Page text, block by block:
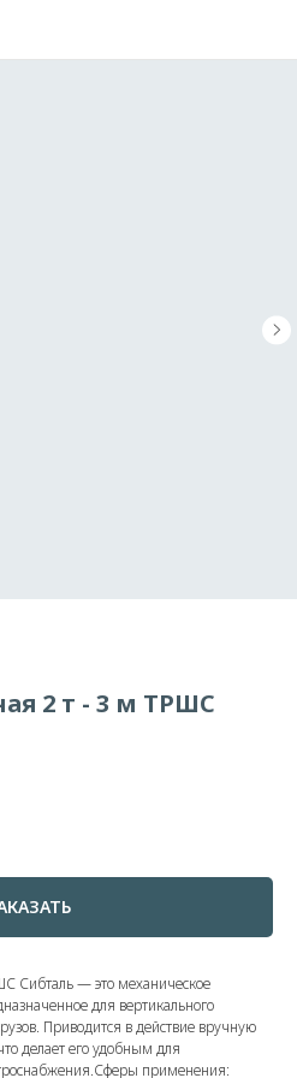
2 т - 3 м ТРШС
Сибталь — это механическое
для вертикального
Приводится в действие вручную
делает его удобным для
применения: